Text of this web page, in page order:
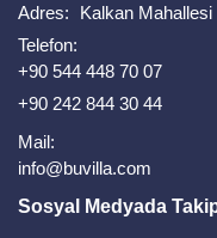
Adres:
Kalkan
Telefon:
+90 544 448 70 07
+90 242 844 30 44
Mail:
info@buvilla.com
Sosyal Medyada